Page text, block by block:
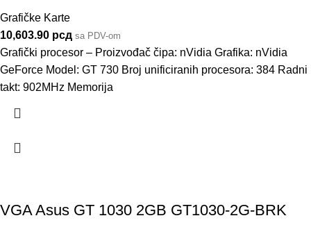
Grafičke Karte
10,603.90 рсд sa PDV-om
Grafički procesor – Proizvođač čipa: nVidia Grafika: nVidia
GeForce Model: GT 730 Broj unificiranih procesora: 384 Radni
takt: 902MHz Memorija
VGA Asus GT 1030 2GB GT1030-2G-BRK